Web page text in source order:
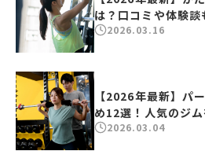
は？口コミや体験談
2026.03.16
【2026年最新】パ
め12選！人気のジ
2026.03.04